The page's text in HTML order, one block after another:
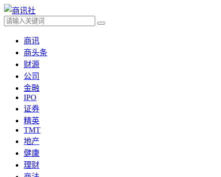
商讯
商头条
财源
公司
金融
IPO
证券
精英
TMT
地产
健康
理财